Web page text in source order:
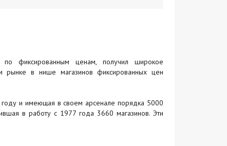
фиксированным ценам, получил широкое
рынке в нише магазинов фиксированных цен
году и имеющая в своем арсенале порядка 5000
в работу с 1977 года 3660 магазинов. Эти